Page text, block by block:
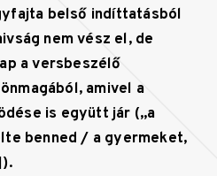
belső indíttatásból
nem vész el, de
a versbeszélő
amivel a
is együtt jár („a
benned / a gyermeket,